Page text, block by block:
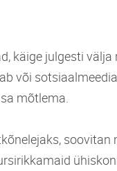
käige julgesti välja
või
mõtlema.